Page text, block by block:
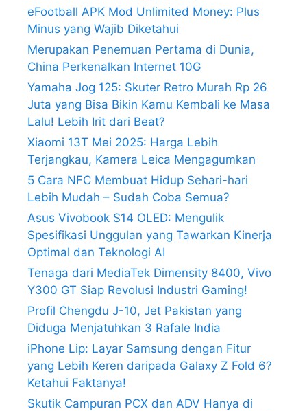
eFootball APK Mod Unlimited Money: Plus
Minus yang Wajib Diketahui
Merupakan Penemuan Pertama di Dunia,
China Perkenalkan Internet 10G
Yamaha Jog 125: Skuter Retro Murah Rp 26
Juta yang Bisa Bikin Kamu Kembali ke Masa
Lalu! Lebih Irit dari Beat?
Xiaomi 13T Mei 2025: Harga Lebih
Terjangkau, Kamera Leica Mengagumkan
5 Cara NFC Membuat Hidup Sehari-hari
Lebih Mudah – Sudah Coba Semua?
Asus Vivobook S14 OLED: Mengulik
Spesifikasi Unggulan yang Tawarkan Kinerja
Optimal dan Teknologi AI
Tenaga dari MediaTek Dimensity 8400, Vivo
Y300 GT Siap Revolusi Industri Gaming!
Profil Chengdu J-10, Jet Pakistan yang
Diduga Menjatuhkan 3 Rafale India
iPhone Lip: Layar Samsung dengan Fitur
yang Lebih Keren daripada Galaxy Z Fold 6?
Ketahui Faktanya!
Skutik Campuran PCX dan ADV Hanya di